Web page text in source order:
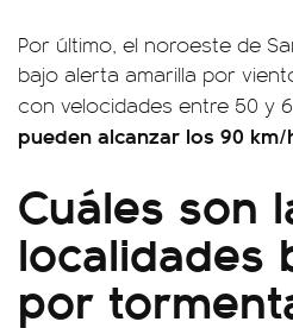
Por último, el noroeste de
bajo alerta amarilla por
con velocidades entre 50 y
pueden alcanzar los 90 km/
Cuáles son
localidades
por